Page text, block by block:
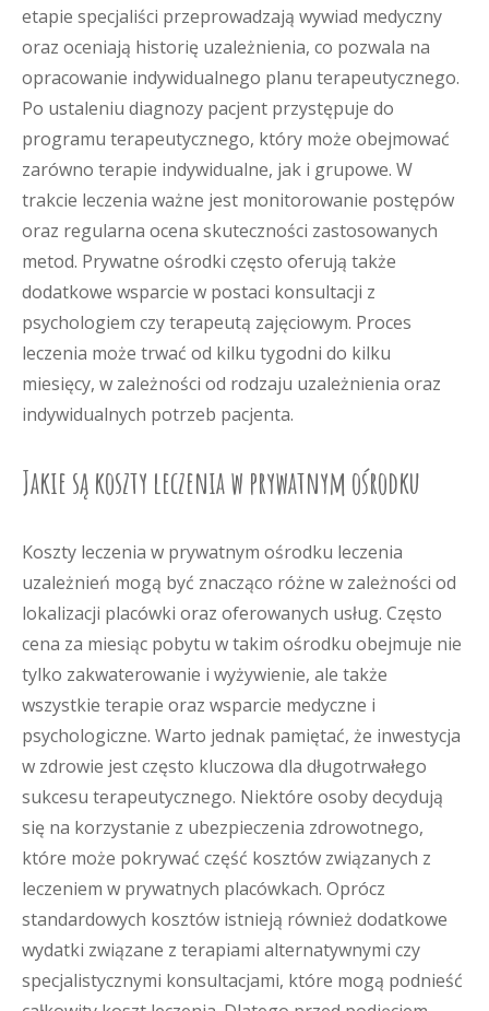
etapie specjaliści przeprowadzają wywiad medyczny
oraz oceniają historię uzależnienia, co pozwala na
opracowanie indywidualnego planu terapeutycznego.
Po ustaleniu diagnozy pacjent przystępuje do
programu terapeutycznego, który może obejmować
zarówno terapie indywidualne, jak i grupowe. W
trakcie leczenia ważne jest monitorowanie postępów
oraz regularna ocena skuteczności zastosowanych
metod. Prywatne ośrodki często oferują także
dodatkowe wsparcie w postaci konsultacji z
psychologiem czy terapeutą zajęciowym. Proces
leczenia może trwać od kilku tygodni do kilku
miesięcy, w zależności od rodzaju uzależnienia oraz
indywidualnych potrzeb pacjenta.
Jakie są koszty leczenia w prywatnym ośrodku
Koszty leczenia w prywatnym ośrodku leczenia
uzależnień mogą być znacząco różne w zależności od
lokalizacji placówki oraz oferowanych usług. Często
cena za miesiąc pobytu w takim ośrodku obejmuje nie
tylko zakwaterowanie i wyżywienie, ale także
wszystkie terapie oraz wsparcie medyczne i
psychologiczne. Warto jednak pamiętać, że inwestycja
w zdrowie jest często kluczowa dla długotrwałego
sukcesu terapeutycznego. Niektóre osoby decydują
się na korzystanie z ubezpieczenia zdrowotnego,
które może pokrywać część kosztów związanych z
leczeniem w prywatnych placówkach. Oprócz
standardowych kosztów istnieją również dodatkowe
wydatki związane z terapiami alternatywnymi czy
specjalistycznymi konsultacjami, które mogą podnieść